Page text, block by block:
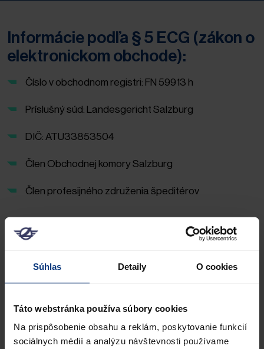
Súhlas Detaily O cookies
Táto webstránka používa súbory cookies
Na prispôsobenie obsahu a reklám, poskytovanie funkcií
sociálnych médií a analýzu návštevnosti používame
Informácie podľa § 5 ECG (zákon o
elektronickom obchode):
Číslo v obchodnom registri: FN 59913 h
Príslušný súd: Landesgericht Salzburg
DIČ: ATU33853504
Člen Obchodnej komory Salzburg
Člen profesijného združenia špeditérov
Koncepcia, dizajn &
programovanie
pixelart GmbH
Handelszentrum 16 | A-5101 Salzburg/Bergheim | Austria